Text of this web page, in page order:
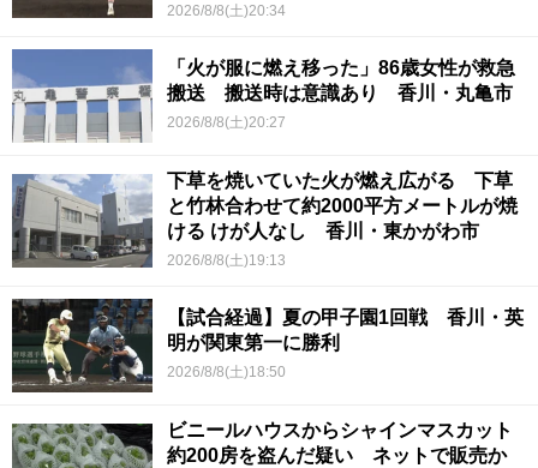
2026/8/8(土)20:34
「火が服に燃え移った」86歳女性が救急
搬送 搬送時は意識あり 香川・丸亀市
2026/8/8(土)20:27
下草を焼いていた火が燃え広がる 下草
と竹林合わせて約2000平方メートルが焼
ける けが人なし 香川・東かがわ市
2026/8/8(土)19:13
【試合経過】夏の甲子園1回戦 香川・英
明が関東第一に勝利
2026/8/8(土)18:50
ビニールハウスからシャインマスカット
約200房を盗んだ疑い ネットで販売か